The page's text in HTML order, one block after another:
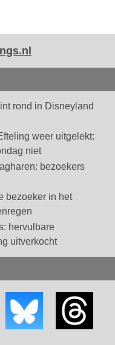
rond in Disneyland
weer uitgelekt:
niet
bezoekers
bezoeker in het
hervulbare
uitverkocht